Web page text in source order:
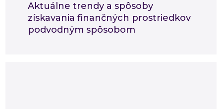
Aktuálne trendy a spôsoby
získavania finančných prostriedkov
podvodným spôsobom